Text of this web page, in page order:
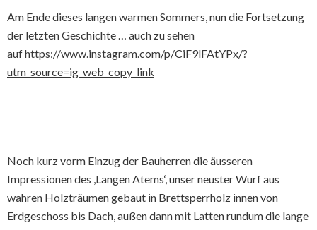
Am Ende dieses langen warmen Sommers, nun die Fortsetzung
der letzten Geschichte … auch zu sehen
aufhttps://www.instagram.com/p/CiF9lFAtYPx/?
utm_source=ig_web_copy_link
Noch kurz vorm Einzug der Bauherren die äusseren
Impressionen des ,Langen Atems‘, unser neuster Wurf aus
wahren Holzträumen gebaut in Brettsperrholz innen von
Erdgeschoss bis Dach, außen dann mit Latten rundum die lange